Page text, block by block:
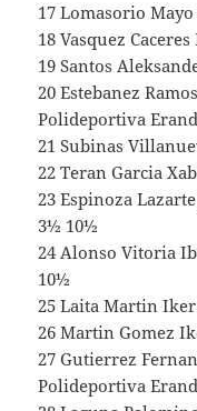
17 Lomasorio
18 Vasquez
19 Santos
20 Estebanez
Polideportiva
21 Subinas
22 Teran Garcia
23 Espinoza
3½ 10½
24 Alonso Vitoria
10½
25 Laita Martin
26 Martin Gomez
27 Gutierrez
Polideportiva